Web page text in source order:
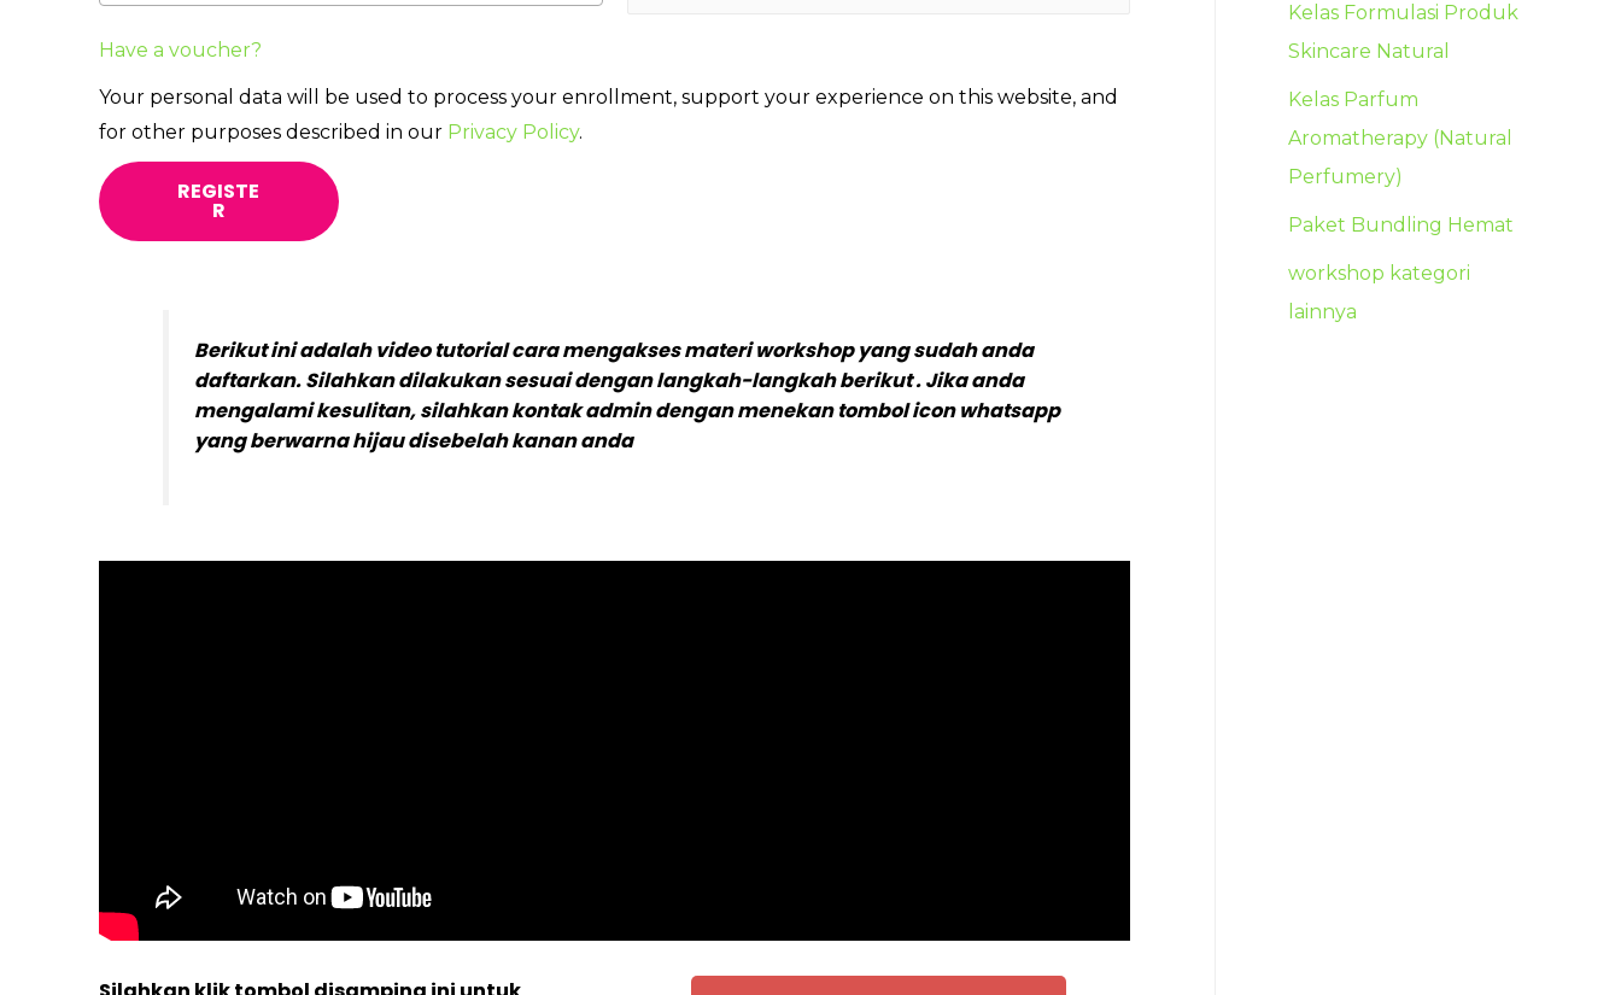
Have a voucher?
Your personal data will be used to process your enrollment, support your experience on this website, and
for other purposes described in our Privacy Policy.
REGISTE
R
Berikut ini adalah video tutorial cara mengakses materi workshop yang sudah anda
daftarkan. Silahkan dilakukan sesuai dengan langkah-langkah berikut . Jika anda
mengalami kesulitan, silahkan kontak admin dengan menekan tombol icon whatsapp
yang berwarna hijau disebelah kanan anda
Kelas Formulasi Produk
Skincare Natural
Kelas Parfum
Aromatherapy (Natural
Perfumery)
Paket Bundling Hemat
workshop kategori
lainnya